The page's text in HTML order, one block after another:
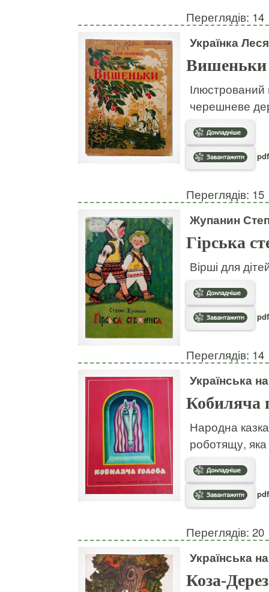
Переглядів: 14
Українка Леся
Вишеньки
Ілюстрований
черешневе
Переглядів: 15
Жупанин
Гірська
Вірші для
Переглядів: 14
Українська
Кобиляча
Народна
роботящу, яка
Переглядів: 20
Українська
Коза-